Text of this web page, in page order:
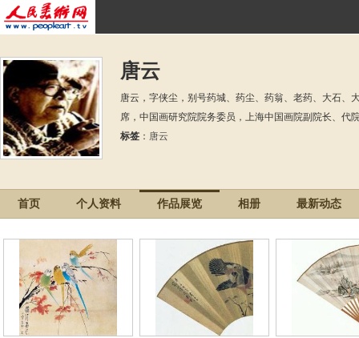
唐云
唐云，字侠尘，别号药城、药尘、药翁、老药、大石、
席，中国画研究院院务委员，上海中国画院副院长、代
标签 ： 唐云
首页 个人资料 作品展览 相册 最新动态